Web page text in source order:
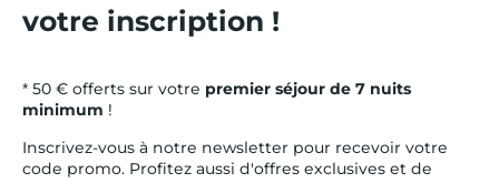
votre inscription !
* 50 € offerts sur votre premier séjour de 7 nuits
minimum !
Inscrivez-vous à notre newsletter pour recevoir votre
code promo. Profitez aussi d'offres exclusives et de